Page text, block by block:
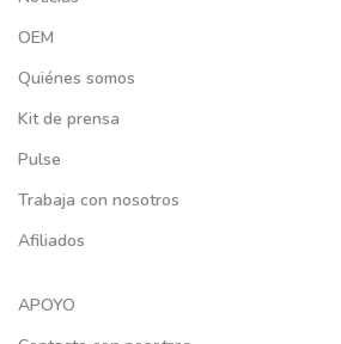
OEM
Quiénes somos
Kit de prensa
Pulse
Trabaja con nosotros
Afiliados
APOYO